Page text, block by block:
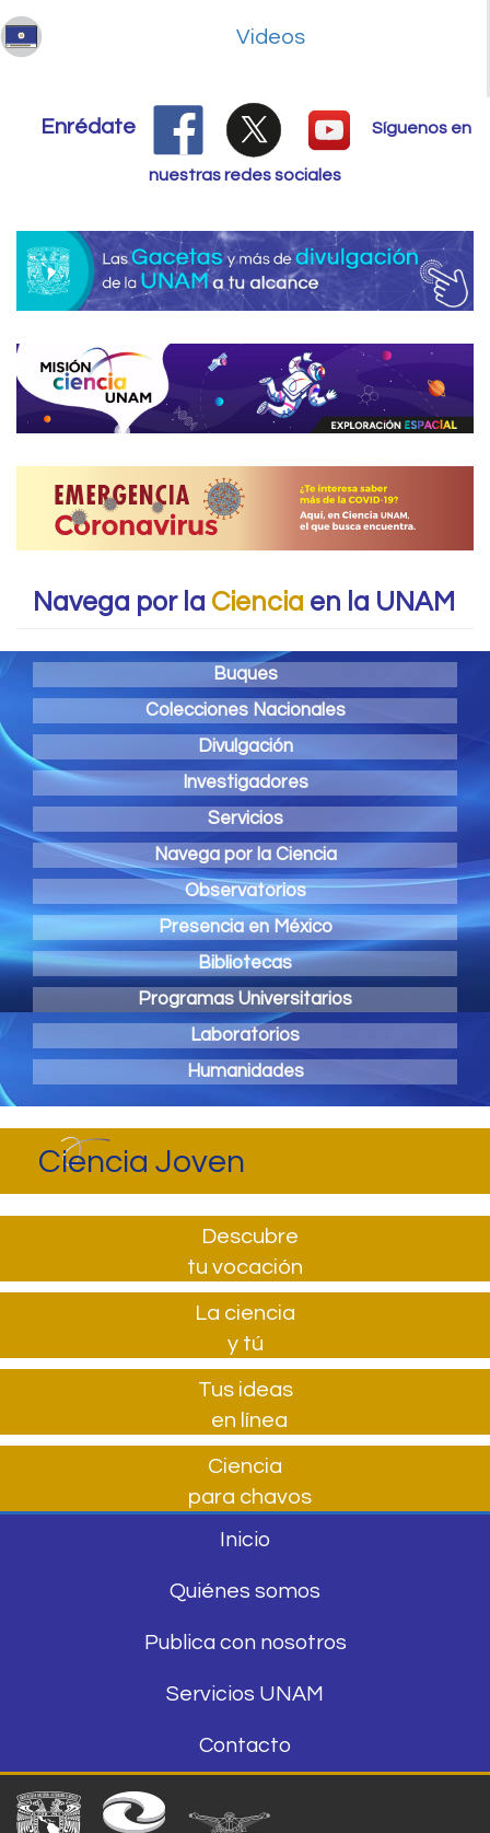
Videos
Enrédate Síguenos en
nuestras redes sociales
Navega por la Ciencia en la UNAM
Buques
Colecciones Nacionales
Divulgación
Investigadores
Servicios
Navega por la Ciencia
Observatorios
Presencia en México
Bibliotecas
Programas Universitarios
Laboratorios
Humanidades
Ciencia Joven
Descubre
tu vocación
La ciencia
y tú
Tus ideas
en línea
Ciencia
para chavos
Inicio
Quiénes somos
Publica con nosotros
Servicios UNAM
Contacto